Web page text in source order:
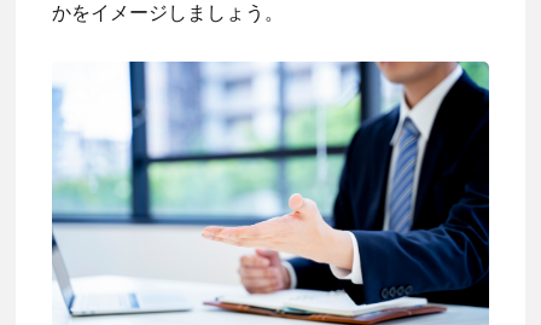
かをイメージしましょう。